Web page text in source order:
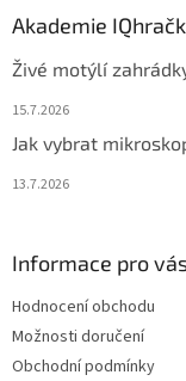
Akademie
Živé motýlí
15.7.2026
Jak vybrat
13.7.2026
Informace pro
Hodnocení obchodu
Možnosti doručení
Obchodní podmínky